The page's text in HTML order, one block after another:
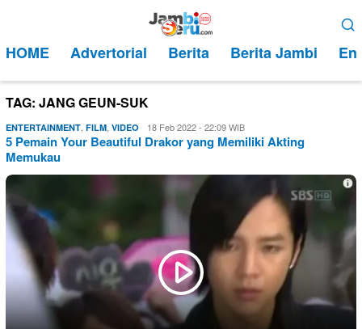
kontenMobile
HOME Advertorial Berita Berita Jambi
TAG: JANG GEUN-SUK
ENTERTAINMENT FILM VIDEO Eri
Saputra
18 Feb 2022 - 22:09 WIB
5 Pemain Your Beautiful Drakor yang Memiliki Akting
Memukau